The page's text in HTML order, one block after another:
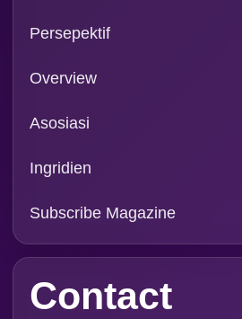
Persepektif
Overview
Asosiasi
Ingridien
Subscribe Magazine
Contact